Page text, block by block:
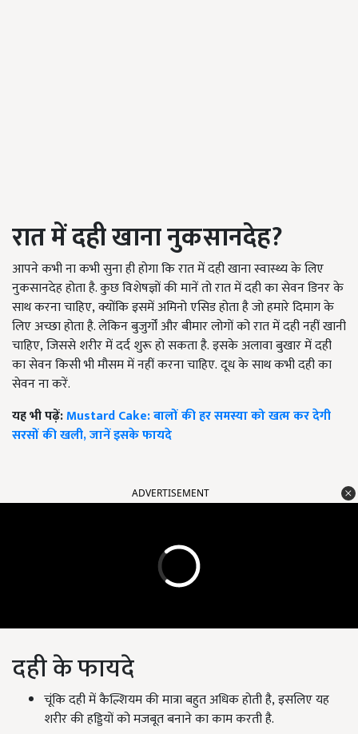
रात में दही खाना नुकसानदेह?
आपने कभी ना कभी सुना ही होगा कि रात में दही खाना स्वास्थ्य के लिए
नुकसानदेह होता है. कुछ विशेषज्ञों की मानें तो रात में दही का सेवन डिनर के
साथ करना चाहिए,क्योंकि इसमें अमिनो एसिड होता है जो हमारे दिमाग के
लिए अच्छा होता है. लेकिन बुजुर्गों और बीमार लोगों को रात में दही नहीं खानी
चाहिए,जिससे शरीर में दर्द शुरू हो सकता है.इसके अलावा बुखार में दही
का सेवन किसी भी मौसम में नहीं करना चाहिए.दूध के साथ कभी दही का
सेवन ना करें.
यह भी पढ़ें:Mustard Cake: बालों की हर समस्या को खत्म कर देगी
सरसों की खली, जानें इसके फायदे
ADVERTISEMENT
दही के फायदे
चूंकि दही में कैल्शियम की मात्रा बहुत अधिक होती है,इसलिए यह
शरीर की हड्डियों को मजबूत बनाने का काम करती है.